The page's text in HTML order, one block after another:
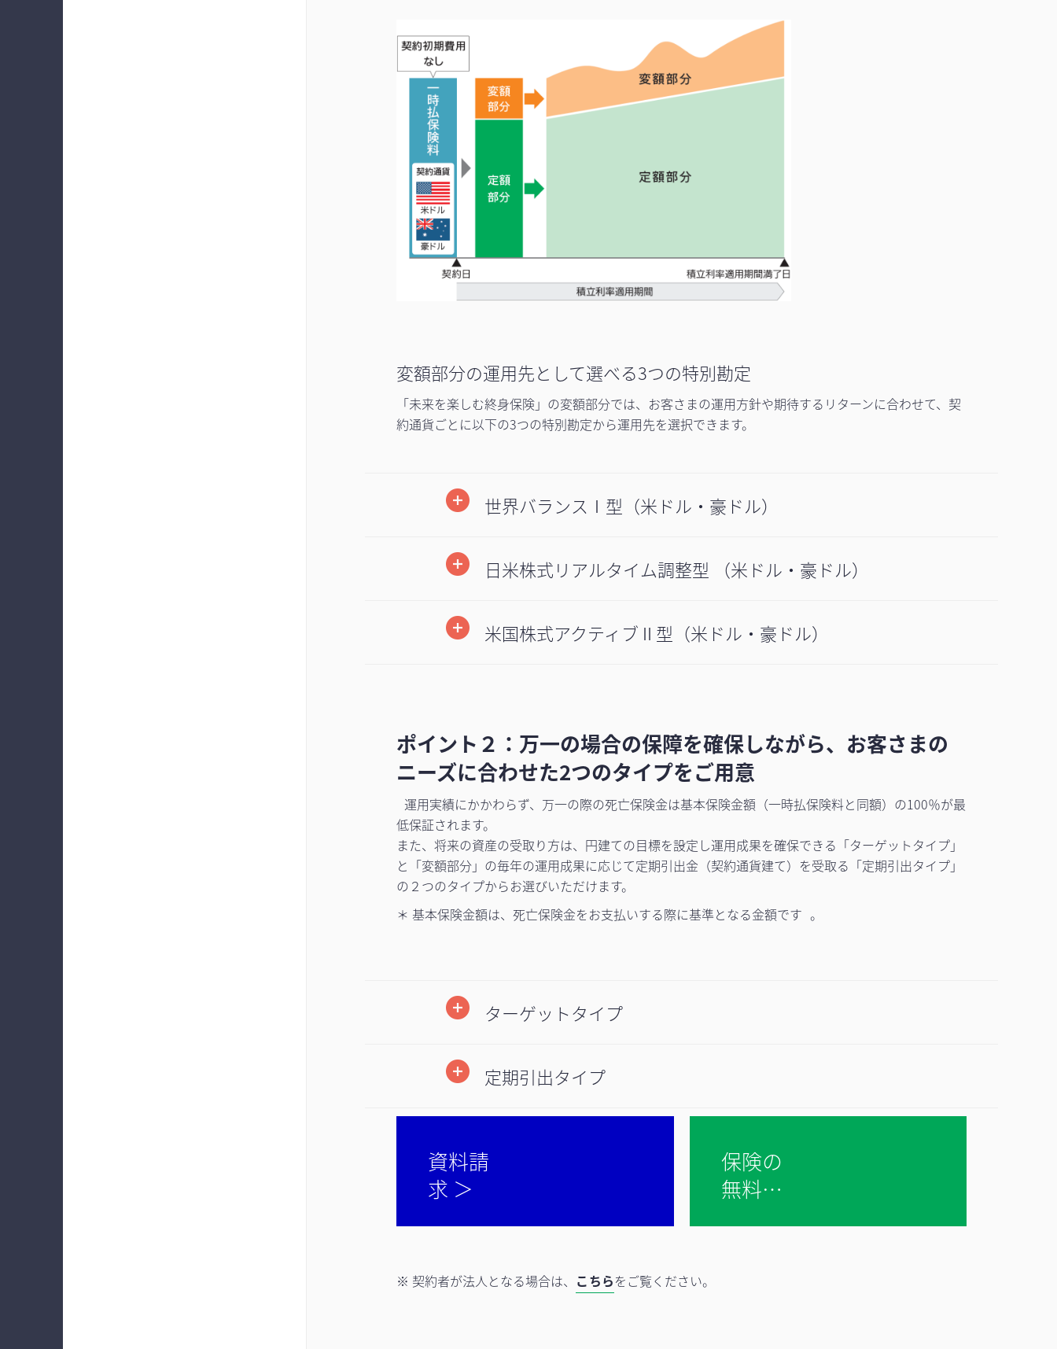
変額部分の運用先として選べる3つの特別勘定
「未来を楽しむ終身保険」の変額部分では、お客さまの運用方針や期待するリターンに合わせて、契
約通貨ごとに以下の3つの特別勘定から運用先を選択できます。
世界バランスⅠ型（米ドル・豪ドル）
日米株式リアルタイム調整型 （米ドル・豪ドル）
米国株式アクティブⅡ型（米ドル・豪ドル）
ポイント２：万一の場合の保障を確保しながら、お客さまの
ニーズに合わせた2つのタイプをご用意
運用実績にかかわらず、万一の際の死亡保険金は基本保険金額（一時払保険料と同額）の100％が最
低保証されます。
また、将来の資産の受取り方は、円建ての目標を設定し運用成果を確保できる「ターゲットタイプ」
と「変額部分」の毎年の運用成果に応じて定期引出金（契約通貨建て）を受取る「定期引出タイプ」
の２つのタイプからお選びいただけます。
＊ 基本保険金額は、死亡保険金をお支払いする際に基準となる金額です 。
ターゲットタイプ
定期引出タイプ
資料請
求 ＞
保険の
無料相
※ 契約者が法人となる場合は、 こちらをご覧ください。